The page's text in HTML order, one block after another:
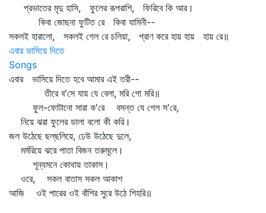
প্রভাতের মৃদু হাসি, ফুলের রূপরাশি, ফিরিবে কি আর।
কিবা জোছনা ফুটিত রে কিবা যামিনী--
সকলই হারালো, সকলই গেল রে চলিয়া, প্রাণ করে হায় হায় হায় রে॥
এবার ভাসিয়ে দিতে
Songs
এবার ভাসিয়ে দিতে হবে আমার এই তরী--
তীরে ব'সে যায় যে বেলা, মরি গো মরি॥
ফুল-ফোটানো সারা ক'রে বসন্ত যে গেল স'রে,
নিয়ে ঝরা ফুলের ডালা বলো কী করি।
জল উঠেছে ছল্‌ছলিয়ে, ঢেউ উঠেছে দুলে,
মর্মরিয়ে ঝরে পাতা বিজন তরুমূলে।
শূন্যমনে কোথায় তাকাস।
ওরে, সকল বাতাস সকল আকাশ
আজি ওই পারের ওই বাঁশির সুরে উঠে শিহরি॥